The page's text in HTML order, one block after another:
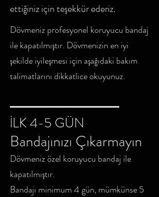
ettiğiniz için teşekkür ederiz.
Dövmeniz profesyonel koruyucu bandaj
ile kapatılmıştır. Dövmenizin en iyi
şekilde iyileşmesi için aşağıdaki bakım
talimatlarını dikkatlice okuyunuz.
━━━━━━━━━━━━━━━━━━━━
İLK 4-5 GÜN
Bandajınızı Çıkarmayın
Dövmeniz özel koruyucu bandaj ile
kapatılmıştır.
Bandajı minimum 4 gün, mümkünse 5